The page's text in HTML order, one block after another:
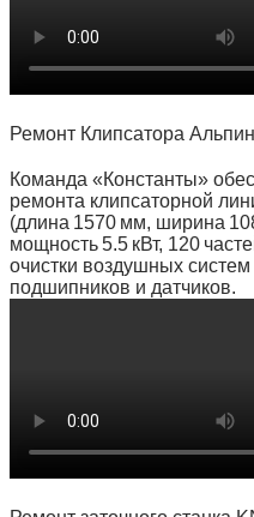
Ремонт Клипсатора
Команда «Константы»
ремонта клипсаторной
(длина 1570 мм, ширина
мощность 5.5 кВт, 120
очистки воздушных
подшипников и датчиков.